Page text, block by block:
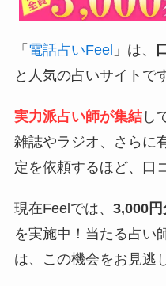
「 電話占いFeel 」は、
と人気の占いサイトで
実力派占い師が集結し
雑誌やラジオ、さらに
定を依頼するほど、口
現在Feelでは、 3,000
を実施中！当たる占い
は、この機会をお見逃